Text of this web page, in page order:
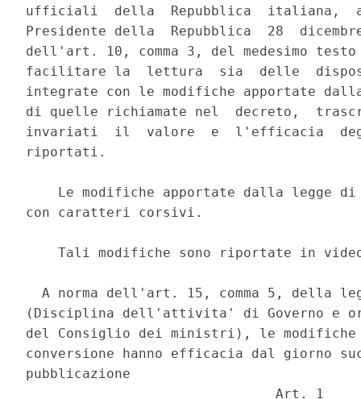
ufficiali  della  Repubblica  italiana,
Presidente della  Repubblica  28
dell'art. 10, comma 3, del medesimo
facilitare la  lettura  sia  delle
integrate con le modifiche apportate
di quelle richiamate nel  decreto,
invariati  il  valore  e  l'efficacia
riportati.
Le modifiche apportate dalla legge
con caratteri corsivi.
Tali modifiche sono riportate in
A norma dell'art. 15, comma 5, della
(Disciplina dell'attivita' di Governo e
del Consiglio dei ministri), le
conversione hanno efficacia dal giorno
pubblicazione
                               Art. 1